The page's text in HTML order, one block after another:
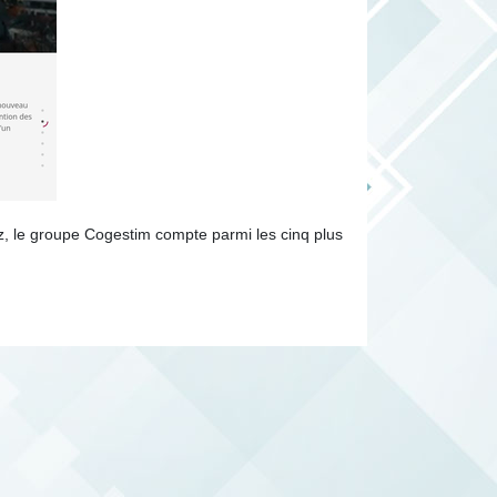
le groupe Cogestim compte parmi les cinq plus